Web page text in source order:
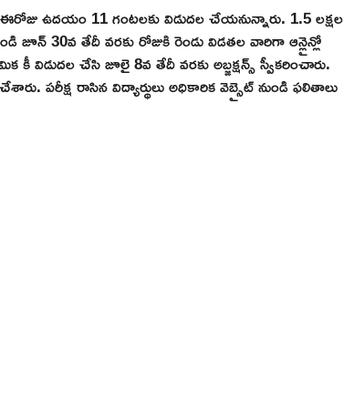
ఉదయం 11 గంటలకు విడుదల చేయనున్నారు. 1.5 లక్షల
జూన్ 30వ తేదీ వరకు రోజుకి రెండు విడతల వారిగా ఆన్లైన్లో
విడుదల చేసి జూలై 8వ తేదీ వరకు అబ్జక్షన్స్ స్వీకరించారు.
పరీక్ష రాసిన విద్యార్థులు అధికారిక వెబ్సైట్ నుండి ఫలితాలు